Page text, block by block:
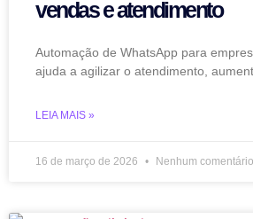
vendas e atendimento
Automação de WhatsApp para
ajuda a agilizar o atendimento,
LEIA MAIS »
16 de março de 2026 Nenhum comentário